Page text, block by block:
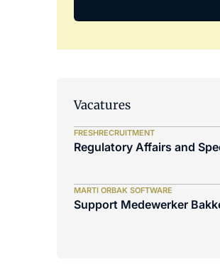
Vacatures
FRESHRECRUITMENT
Regulatory Affairs and
MARTI ORBAK SOFTWARE
Support Medewerker